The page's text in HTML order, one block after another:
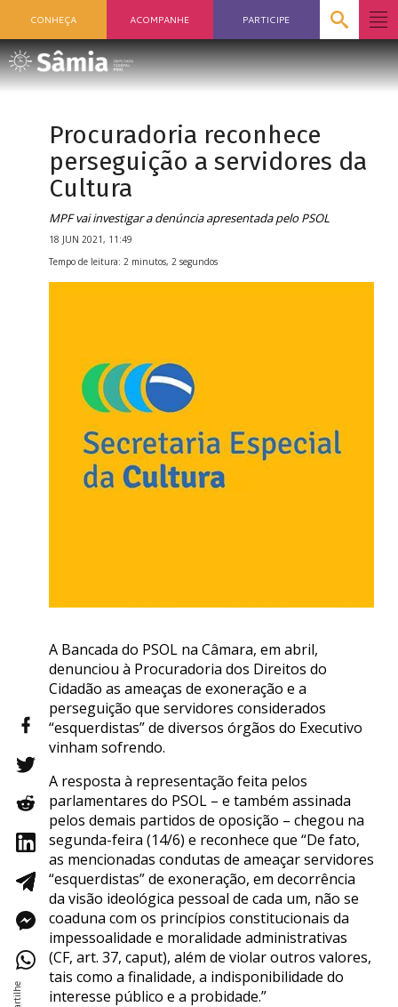
CONHEÇA ACOMPANHE PARTICIPE
Procuradoria reconhece
perseguição a servidores da
Cultura
MPF vai investigar a denúncia apresentada pelo PSOL
18 JUN 2021, 11:49
Tempo de leitura: 2 minutos, 2 segundos
A Bancada do PSOL na Câmara, em abril,
denunciou à Procuradoria dos Direitos do
Cidadão as ameaças de exoneração e a
perseguição que servidores considerados
“esquerdistas” de diversos órgãos do Executivo
vinham sofrendo.
A resposta à representação feita pelos
parlamentares do PSOL – e também assinada
pelos demais partidos de oposição – chegou na
segunda-feira (14/6) e reconhece que “De fato,
as mencionadas condutas de ameaçar servidores
“esquerdistas” de exoneração, em decorrência
da visão ideológica pessoal de cada um, não se
coaduna com os princípios constitucionais da
impessoalidade e moralidade administrativas
(CF, art. 37, caput), além de violar outros valores,
tais como a finalidade, a indisponibilidade do
interesse público e a probidade.”